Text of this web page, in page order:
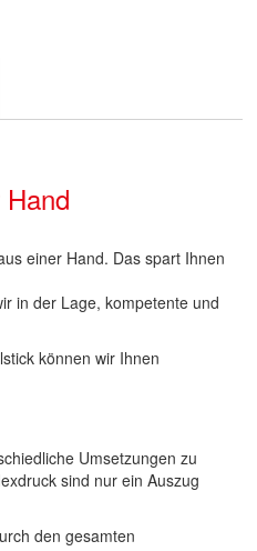
einer Hand. Das spart Ihnen
in der Lage, kompetente und
können wir Ihnen
Umsetzungen zu
sind nur ein Auszug
den gesamten